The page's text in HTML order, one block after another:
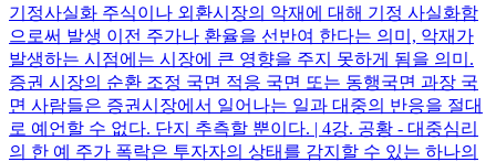
기정사실화 주식이나 외환시장의 악재에 대해 기정 사실화함
으로써 발생 이전 주가나 환율을 선반여 한다는 의미, 악재가
발생하는 시점에는 시장에 큰 영향을 주지 못하게 됨을 의미.
증권 시장의 순환 조정 국면 적응 국면 또는 동행국면 과장 국
면 사람들은 증권시장에서 일어나는 일과 대중의 반응을 절대
로 예언할 수 없다. 단지 추측할 뿐이다. | 4강. 공황 - 대중심리
의 한 예 주가 폭락은 투자자의 상태를 감지할 수 있는 하나의